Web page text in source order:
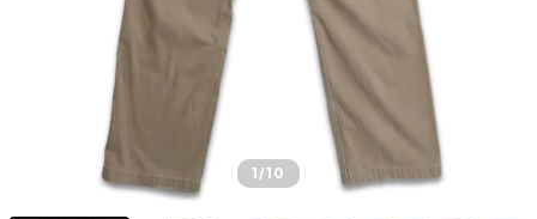
1/10